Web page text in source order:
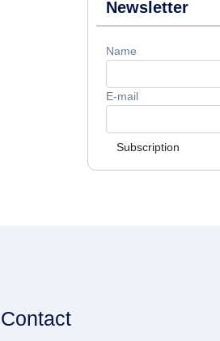
Newsletter
Name
E-mail
Subscription
Contact